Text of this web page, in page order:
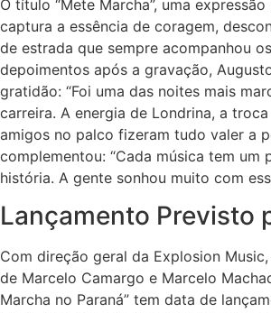
O título “Mete Marcha”, uma
captura a essência de coragem,
de estrada que sempre acompanhou
depoimentos após a gravação,
gratidão: “Foi uma das noites mais
carreira. A energia de Londrina, a
amigos no palco fizeram tudo valer a
complementou: “Cada música tem um
história. A gente sonhou muito com
Lançamento Previsto
Com direção geral da Explosion
de Marcelo Camargo e Marcelo
Marcha no Paraná” tem data de